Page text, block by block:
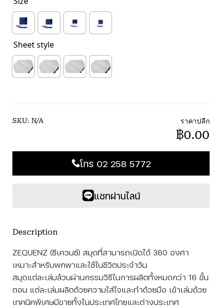
Description
ZEQUENZ (ซีเควนซ์) สมุดที่สามารถเปิดได้ 360 องศา
เหมาะสำหรับพกพาและใช้ในชีวิตประจำวัน
สมุดแต่ละเล่มล้วนผ่านกรรมวิธีในการผลิตทั้งหมดกว่า 16 ขั้น
ตอน แต่ละเล่มผลิตด้วยความใส่ใจและทำด้วยมือ เข้าเล่มด้วย
เทคนิคพิเศษมีขายทั้งในประเทศไทยและต่างประเทศ
Sheet style
SKU: N/A ราคาปลีก
฿0.00
โทร 02 258 5772
แชทผ่านไลน์